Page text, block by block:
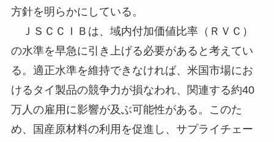
方針を明らかにしている。
ＪＳＣＣＩＢは、域内付加価値比率（ＲＶＣ）
の水準を早急に引き上げる必要があると考えてい
る。適正水準を維持できなければ、米国市場にお
けるタイ製品の競争力が損なわれ、関連する約40
万人の雇用に影響が及ぶ可能性がある。このた
め、国産原材料の利用を促進し、サプライチェー